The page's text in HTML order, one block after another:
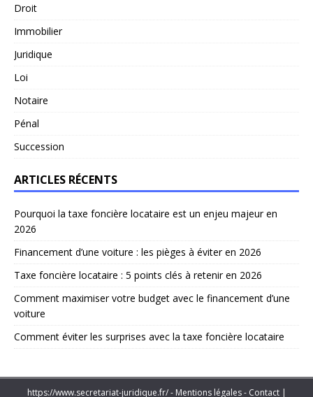
Droit
Immobilier
Juridique
Loi
Notaire
Pénal
Succession
ARTICLES RÉCENTS
Pourquoi la taxe foncière locataire est un enjeu majeur en
2026
Financement d’une voiture : les pièges à éviter en 2026
Taxe foncière locataire : 5 points clés à retenir en 2026
Comment maximiser votre budget avec le financement d’une
voiture
Comment éviter les surprises avec la taxe foncière locataire
https://www.secretariat-juridique.fr/ - Mentions légales - Contact |